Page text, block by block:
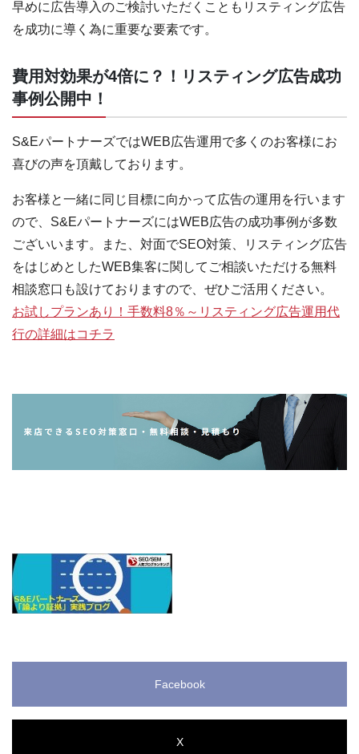
早めに広告導入のご検討いただくこともリスティング広告
を成功に導く為に重要な要素です。
費用対効果が4倍に？！リスティング広告成功
事例公開中！
S&EパートナーズではWEB広告運用で多くのお客様にお
喜びの声を頂戴しております。
お客様と一緒に同じ目標に向かって広告の運用を行います
ので、S&EパートナーズにはWEB広告の成功事例が多数
ございいます。また、対面でSEO対策、リスティング広告
をはじめとしたWEB集客に関してご相談いただける無料
相談窓口も設けておりますので、ぜひご活用ください。
お試しプランあり！手数料8％～リスティング広告運用代
行の詳細はコチラ
Facebook
X